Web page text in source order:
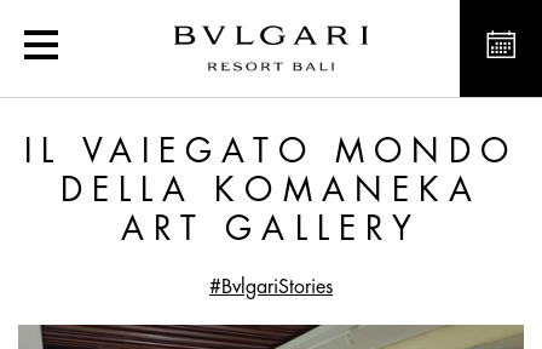
Il vaiegato mondo
IL VAIEGATO MONDO
DELLA KOMANEKA
ART GALLERY
#BvlgariStories